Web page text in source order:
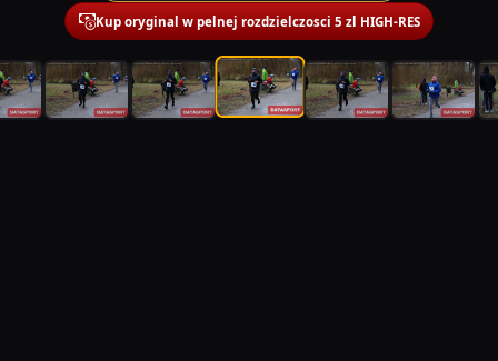
Kup oryginal w pelnej rozdzielczosci 5 zl HIGH-RES